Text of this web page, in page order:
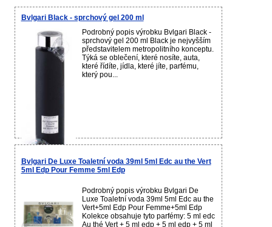
Bvlgari Black - sprchový gel 200 ml
Podrobný popis výrobku Bvlgari Black -
sprchový gel 200 ml Black je nejvyšším
představitelem metropolitního konceptu.
Týká se oblečení, které nosíte, auta,
které řídíte, jídla, které jíte, parfému,
který pou...
Bvlgari De Luxe Toaletní voda 39ml 5ml Edc au the Vert
5ml Edp Pour Femme 5ml Edp
Podrobný popis výrobku Bvlgari De
Luxe Toaletní voda 39ml 5ml Edc au the
Vert+5ml Edp Pour Femme+5ml Edp
Kolekce obsahuje tyto parfémy: 5 ml edc
Au thé Vert + 5 ml edp + 5 ml edp + 5 ml